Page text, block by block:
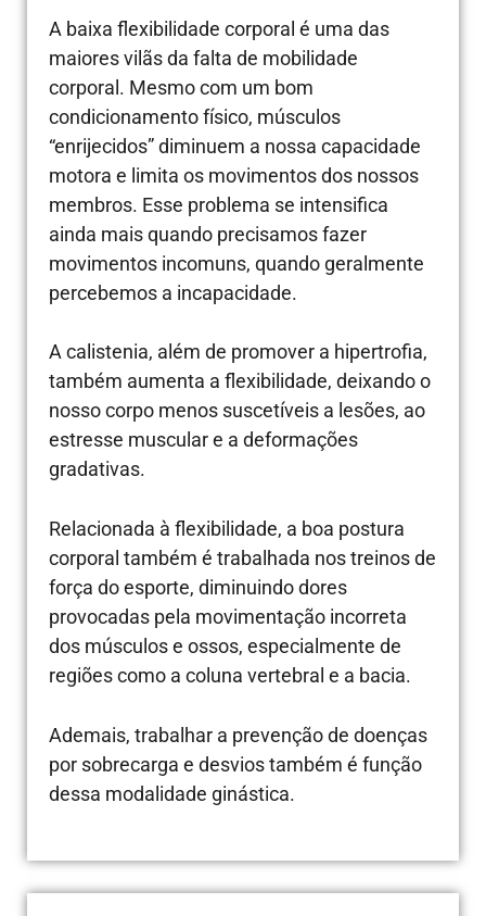
A baixa flexibilidade corporal é uma das
maiores vilãs da falta de mobilidade
corporal. Mesmo com um bom
condicionamento físico, músculos
“enrijecidos” diminuem a nossa capacidade
motora e limita os movimentos dos nossos
membros. Esse problema se intensifica
ainda mais quando precisamos fazer
movimentos incomuns, quando geralmente
percebemos a incapacidade.
A calistenia, além de promover a hipertrofia,
também aumenta a flexibilidade, deixando o
nosso corpo menos suscetíveis a lesões, ao
estresse muscular e a deformações
gradativas.
Relacionada à flexibilidade, a boa postura
corporal também é trabalhada nos treinos de
força do esporte, diminuindo dores
provocadas pela movimentação incorreta
dos músculos e ossos, especialmente de
regiões como a coluna vertebral e a bacia.
Ademais, trabalhar a prevenção de doenças
por sobrecarga e desvios também é função
dessa modalidade ginástica.